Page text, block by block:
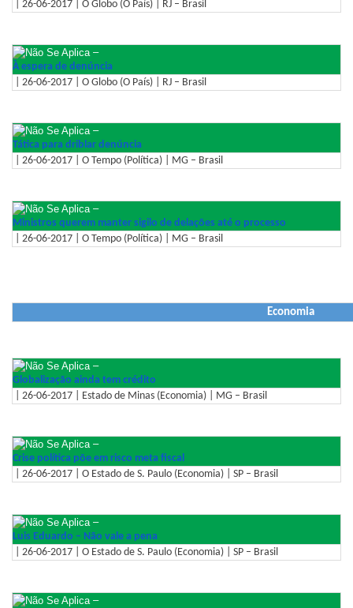
| 26-06-2017 | O Globo (O País) | RJ – Brasil
–
À espera de denúncia
| 26-06-2017 | O Globo (O País) | RJ – Brasil
–
Tática para driblar denúncia
| 26-06-2017 | O Tempo (Política) | MG – Brasil
–
Ministros querem manter sigilo de delações até o processo
| 26-06-2017 | O Tempo (Política) | MG – Brasil
Economia
–
Globalização ainda tem crédito
| 26-06-2017 | Estado de Minas (Economia) | MG – Brasil
–
Crise política põe em risco meta fiscal
| 26-06-2017 | O Estado de S. Paulo (Economia) | SP – Brasil
–
Luis Eduardo – Não vale a pena
| 26-06-2017 | O Estado de S. Paulo (Economia) | SP – Brasil
–